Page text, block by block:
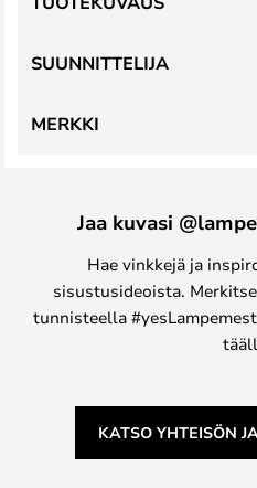
SUUNNITTELIJA
MERKKI
Jaa kuvasi
Hae vinkkejä ja
sisustusideoista.
tunnisteella
KATSO YHTEISÖN